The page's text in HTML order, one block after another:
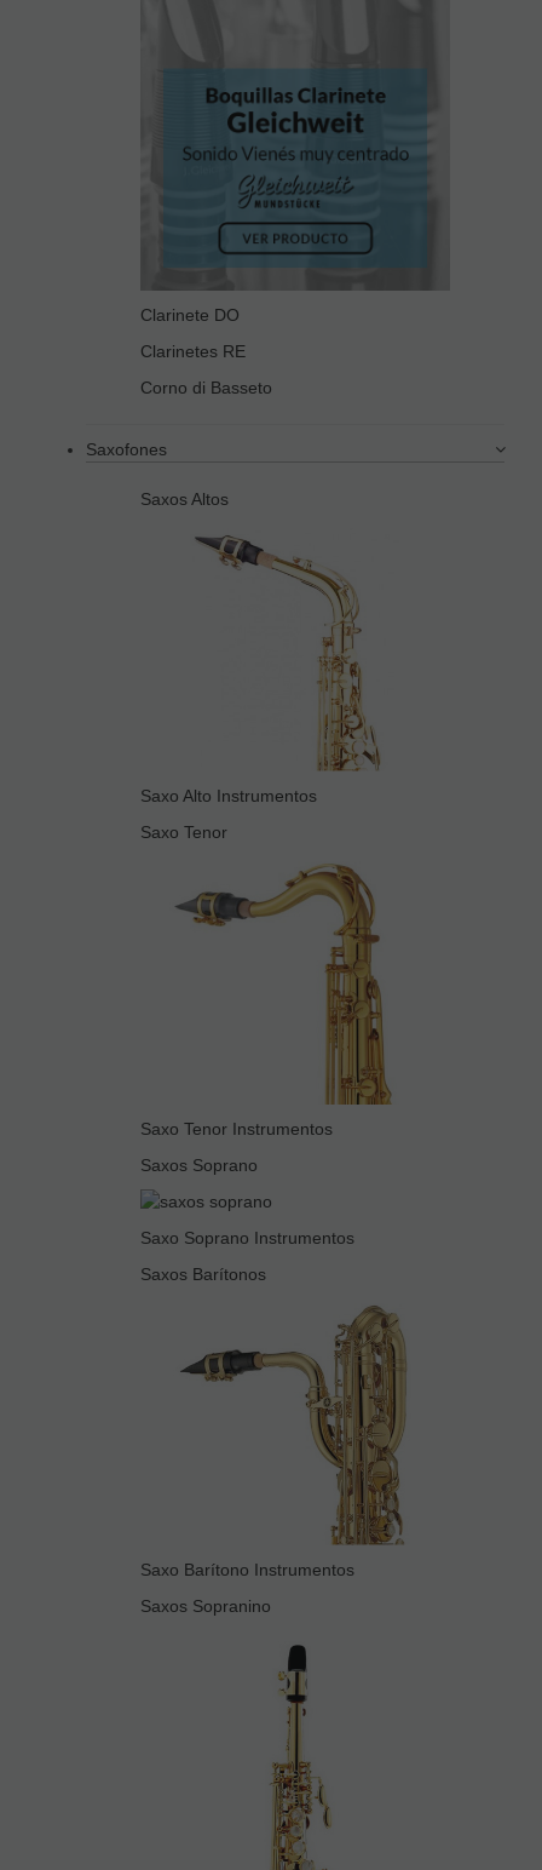
Clarinete DO
Clarinetes RE
Corno di Basseto
Saxofones
Saxos Altos
Saxo Alto Instrumentos
Saxo Tenor
Saxo Tenor Instrumentos
Saxos Soprano
Saxo Soprano Instrumentos
Saxos Barítonos
Saxo Barítono Instrumentos
Saxos Sopranino